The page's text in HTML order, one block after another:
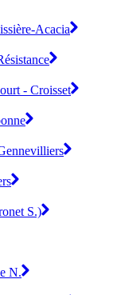
Acacia
- Croisset
S.)
N.